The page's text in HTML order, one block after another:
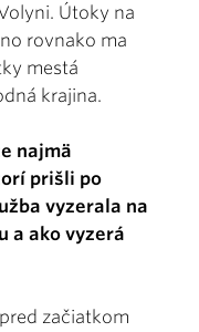
Útoky na
rovnako ma
mestá
krajina.
najmä
prišli po
vyzerala na
a ako vyzerá
začiatkom